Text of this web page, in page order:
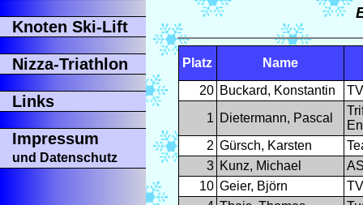
Knoten Ski-Lift
Nizza-Triathlon
Links
Impressum
und Datenschutz
Platz
Name
20 Buckard, Konstantin
1 Dietermann, Pascal
2 Gürsch, Karsten
3 Kunz, Michael
10 Geier, Björn